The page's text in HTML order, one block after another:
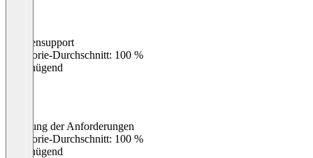
Kundensupport
Kategorie-Durchschnitt: 100 %
Ungenügend
Erfüllung der Anforderungen
Kategorie-Durchschnitt: 100 %
Ungenügend